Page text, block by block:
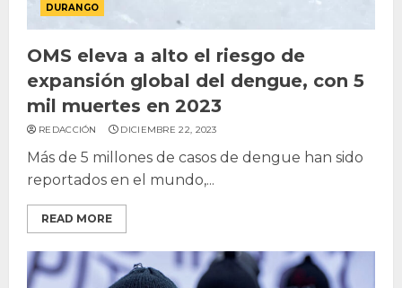
DURANGO
OMS eleva a alto el riesgo de
expansión global del dengue, con 5
mil muertes en 2023
REDACCIÓN DICIEMBRE 22, 2023
Más de 5 millones de casos de dengue han sido
reportados en el mundo,...
READ MORE